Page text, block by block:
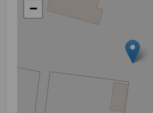
−